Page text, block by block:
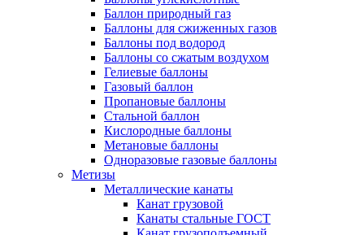
Баллон природный газ
Баллоны для сжиженных газов
Баллоны под водород
Баллоны со сжатым воздухом
Гелиевые баллоны
Газовый баллон
Пропановые баллоны
Стальной баллон
Кислородные баллоны
Метановые баллоны
Одноразовые газовые баллоны
Метизы
Металлические канаты
Канат грузовой
Канаты стальные ГОСТ